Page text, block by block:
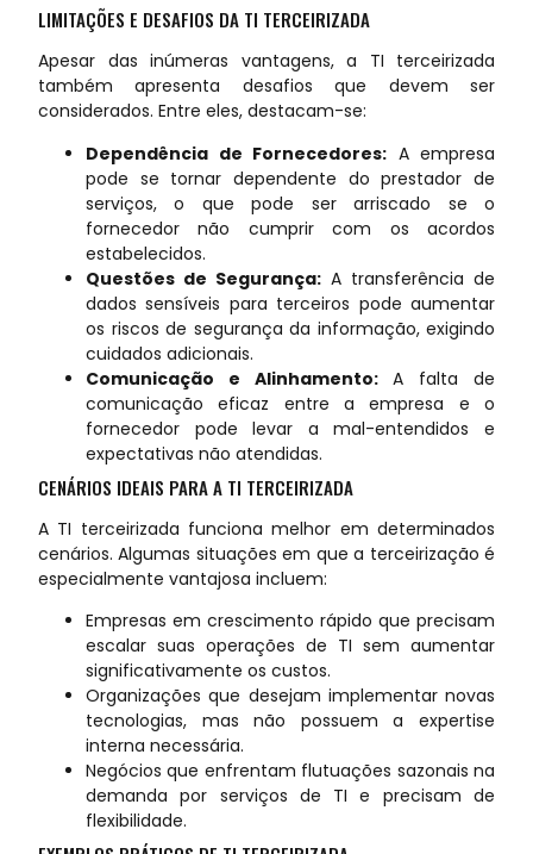
LIMITAÇÕES E DESAFIOS DA TI TERCEIRIZADA
Apesar das inúmeras vantagens, a TI terceirizada
também apresenta desafios que devem ser
considerados. Entre eles, destacam-se:
Dependência de Fornecedores: A empresa
pode se tornar dependente do prestador de
serviços, o que pode ser arriscado se o
fornecedor não cumprir com os acordos
estabelecidos.
Questões de Segurança: A transferência de
dados sensíveis para terceiros pode aumentar
os riscos de segurança da informação, exigindo
cuidados adicionais.
Comunicação e Alinhamento:A falta de
comunicação eficaz entre a empresa e o
fornecedor pode levar a mal-entendidos e
expectativas não atendidas.
CENÁRIOS IDEAIS PARA A TI TERCEIRIZADA
A TI terceirizada funciona melhor em determinados
cenários. Algumas situações em que a terceirização é
especialmente vantajosa incluem:
Empresas em crescimento rápido que precisam
escalar suas operações de TI sem aumentar
significativamente os custos.
Organizações que desejam implementar novas
tecnologias, mas não possuem a expertise
interna necessária.
Negócios que enfrentam flutuações sazonais na
demanda por serviços de TI e precisam de
flexibilidade.